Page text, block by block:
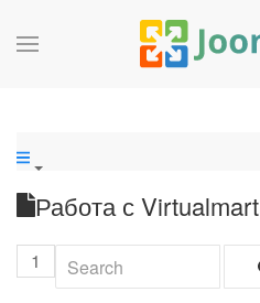
Работа с Virtualmart
1